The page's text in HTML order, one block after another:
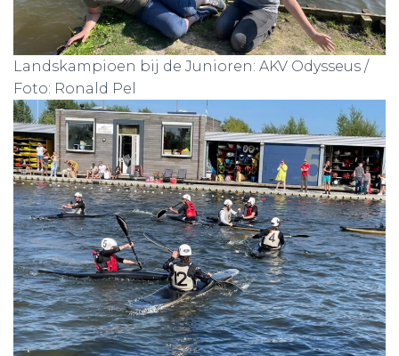
Landskampioen bij de Junioren: AKV Odysseus /
Foto: Ronald Pel